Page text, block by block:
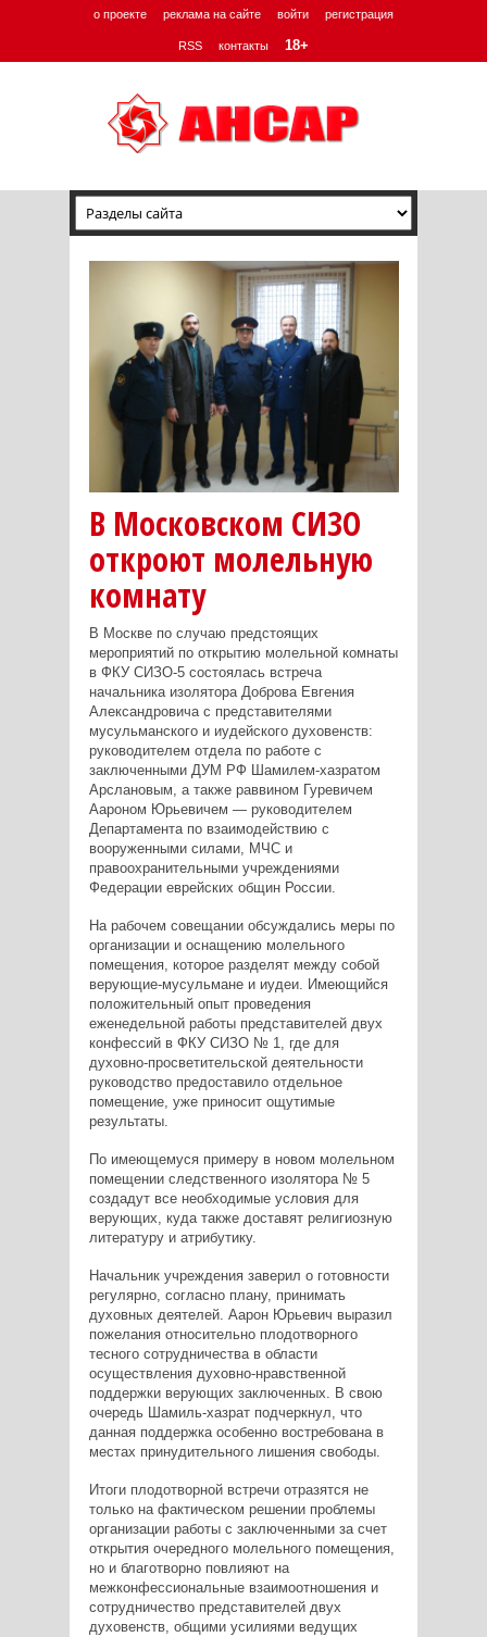
о проекте реклама на сайте войти регистрация
RSS контакты 18+
В Московском СИЗО
откроют молельную
комнату
В Москве по случаю предстоящих
мероприятий по открытию молельной комнаты
в ФКУ СИЗО-5 состоялась встреча
начальника изолятора Доброва Евгения
Александровича с представителями
мусульманского и иудейского духовенств:
руководителем отдела по работе с
заключенными ДУМ РФ Шамилем-хазратом
Арслановым, а также раввином Гуревичем
Аароном Юрьевичем — руководителем
Департамента по взаимодействию с
вооруженными силами, МЧС и
правоохранительными учреждениями
Федерации еврейских общин России.
На рабочем совещании обсуждались меры по
организации и оснащению молельного
помещения, которое разделят между собой
верующие-мусульмане и иудеи. Имеющийся
положительный опыт проведения
еженедельной работы представителей двух
конфессий в ФКУ СИЗО № 1, где для
духовно-просветительской деятельности
руководство предоставило отдельное
помещение, уже приносит ощутимые
результаты.
По имеющемуся примеру в новом молельном
помещении следственного изолятора № 5
создадут все необходимые условия для
верующих, куда также доставят религиозную
литературу и атрибутику.
Начальник учреждения заверил о готовности
регулярно, согласно плану, принимать
духовных деятелей. Аарон Юрьевич выразил
пожелания относительно плодотворного
тесного сотрудничества в области
осуществления духовно-нравственной
поддержки верующих заключенных. В свою
очередь Шамиль-хазрат подчеркнул, что
данная поддержка особенно востребована в
местах принудительного лишения свободы.
Итоги плодотворной встречи отразятся не
только на фактическом решении проблемы
организации работы с заключенными за счет
открытия очередного молельного помещения,
но и благотворно повлияют на
межконфессиональные взаимоотношения и
сотрудничество представителей двух
духовенств, общими усилиями ведущих